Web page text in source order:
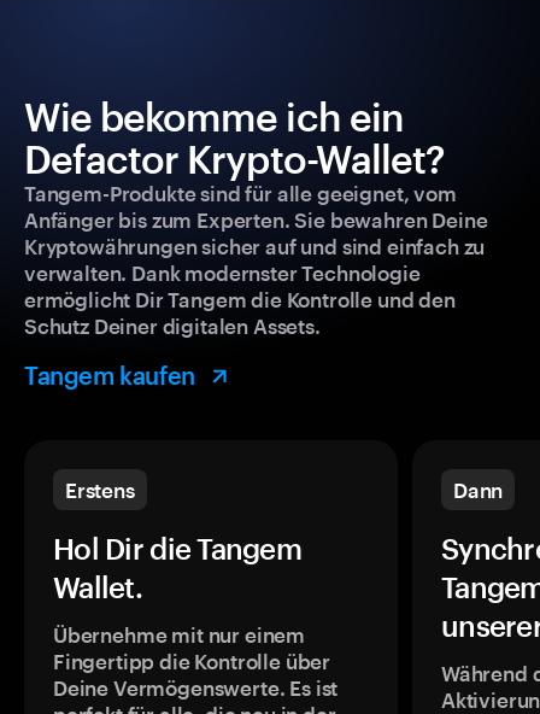
Wie bekomme ich ein
Defactor Krypto-Wallet?
Tangem-Produkte sind für alle geeignet, vom
Anfänger bis zum Experten. Sie bewahren Deine
Kryptowährungen sicher auf und sind einfach zu
verwalten. Dank modernster Technologie
ermöglicht Dir Tangem die Kontrolle und den
Schutz Deiner digitalen Assets.
Tangem kaufen
Erstens
Hol Dir die Tangem
Wallet.
Übernehme mit nur einem
Fingertipp die Kontrolle über
Deine Vermögenswerte. Es ist
Dann
Während